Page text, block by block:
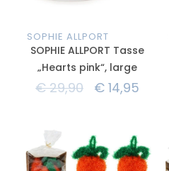
SOPHIE ALLPORT
SOPHIE ALLPORT Tasse
„Hearts pink“, large
€29,90 € 14,95